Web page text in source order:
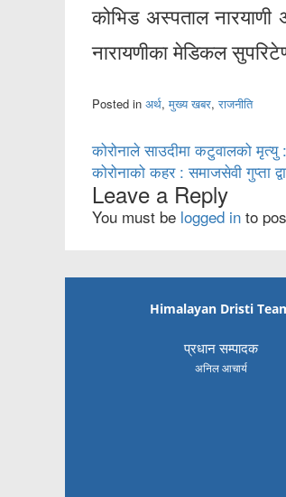
कोभिड अस्पताल
नारायणीका मेडिकल
Posted in अर्थ,मुख्य खबर,राजनीति
Post
navigation
कोरोनाले साउदीमा कटुवालको
कोरोनाको कहर : समाजसेवी गुप्ता
Leave a Reply
You must be logged in to
Himalayan Dristi
प्रधान सम्पादक
अनिल आचार्य